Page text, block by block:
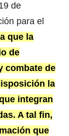
de
para el
que la
de
combate de
la
integran
A tal fin,
que